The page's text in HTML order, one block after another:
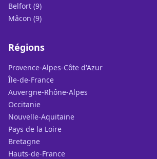
Belfort (9)
Mâcon (9)
Régions
Provence-Alpes-Côte d'Azur
Île-de-France
Auvergne-Rhône-Alpes
Occitanie
Nouvelle-Aquitaine
Pays de la Loire
Bretagne
Hauts-de-France